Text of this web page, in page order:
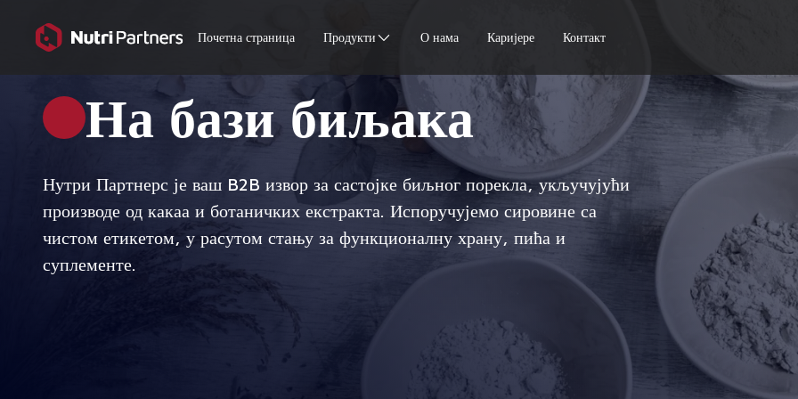
Почетна страница Продукти О нама Каријере Контакт
На бази биљака
Нутри Партнерс је ваш B2B извор за састојке биљног порекла, укључујући
производе од какаа и ботаничких екстракта. Испоручујемо сировине са
чистом етикетом, у расутом стању за функционалну храну, пића и
суплементе.